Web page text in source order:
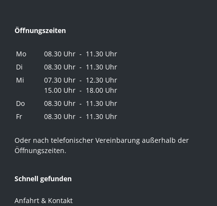
Öffnungszeiten
Mo
08.30 Uhr - 11.30 Uhr
Di
08.30 Uhr - 11.30 Uhr
Mi
07.30 Uhr - 12.30 Uhr
15.00 Uhr - 18.00 Uhr
Do
08.30 Uhr - 11.30 Uhr
Fr
08.30 Uhr - 11.30 Uhr
Oder nach telefonischer Vereinbarung außerhalb der
Öffnungszeiten.
Schnell gefunden
Anfahrt & Kontakt